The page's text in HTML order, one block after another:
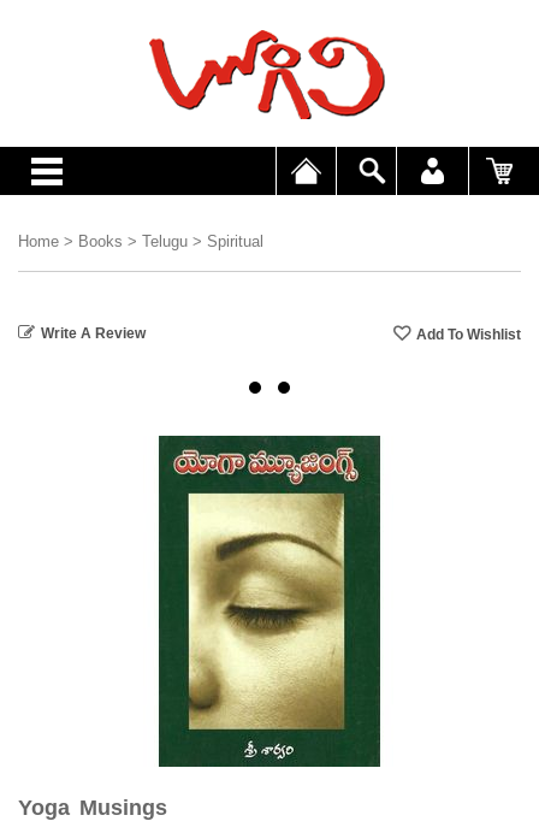
Home > Books > Telugu > Spiritual
Write A Review
Yoga Musings